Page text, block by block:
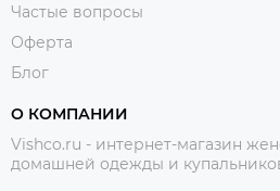
Частые вопросы
Оферта
Блог
О КОМПАНИИ
Vishco.ru - интернет-магазин
домашней одежды и